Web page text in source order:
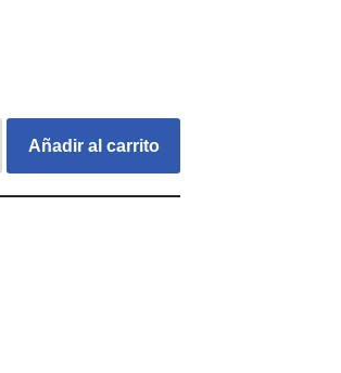
Añadir al carrito